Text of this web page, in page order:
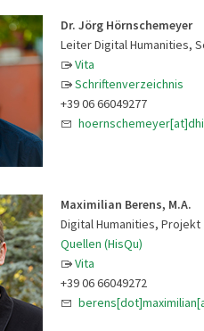
Dr. Jörg Hörnschemeyer
Leiter Digital Humanities,
Vita
Schriftenverzeichnis
+39 06 66049277
Maximilian Berens, M.A.
Digital Humanities, Projekt
Quellen (HisQu)
Vita
+39 06 66049272